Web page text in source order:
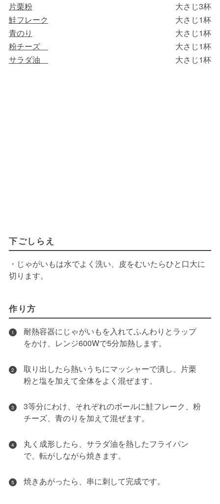
片栗粉
大さじ3杯
鮭フレーク
大さじ1杯
青のり
大さじ1杯
粉チーズ
大さじ1杯
サラダ油
大さじ1杯
下ごしらえ
・じゃがいもは水でよく洗い、皮をむいたらひと口大に
切ります。
作り方
1
耐熱容器にじゃがいもを入れてふんわりとラップ
をかけ、レンジ600Wで5分加熱します。
2
取り出したら熱いうちにマッシャーで潰し、片栗
粉と塩を加えて全体をよく混ぜます。
3
3等分にわけ、それぞれのボールに鮭フレーク、粉
チーズ、青のりを加えて混ぜます。
4
丸く成形したら、サラダ油を熱したフライパン
で、転がしながら焼きます。
5 焼きあがったら、串に刺して完成です。